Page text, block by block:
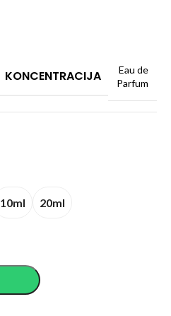
KONCENTRACIJA
Eau de
Parfum
10ml 20ml